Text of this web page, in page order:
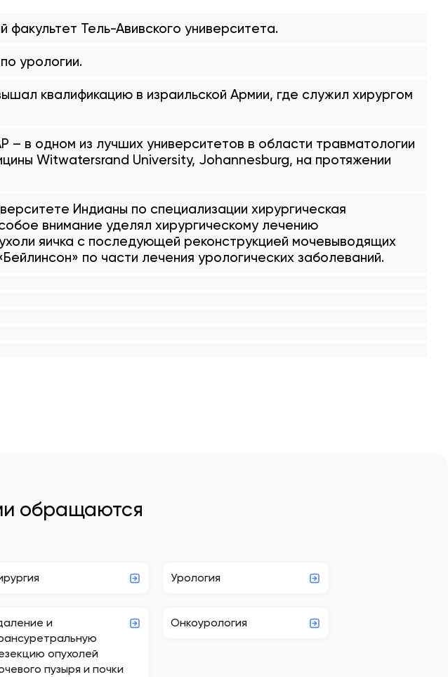
факультет Тель-Авивского университета.
урологии.
квалификацию в израильской Армии, где служил хирургом
в одном из лучших университетов в области травматологии
Witwatersrand University, Johannesburg, на протяжении
Индианы по специализации хирургическая
внимание уделял хирургическому лечению
яичка с последующей реконструкцией мочевыводящих
по части лечения урологических заболеваний.
обращаются
и
опухолей
пузыря и почки
Урология
Онкоурология